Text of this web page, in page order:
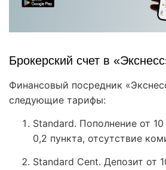
Брокерский счет в
Финансовый посредник
следующие тарифы:
Standard. Пополнение от
0,2 пункта, отсутствие
Standard Cent. Депозит от